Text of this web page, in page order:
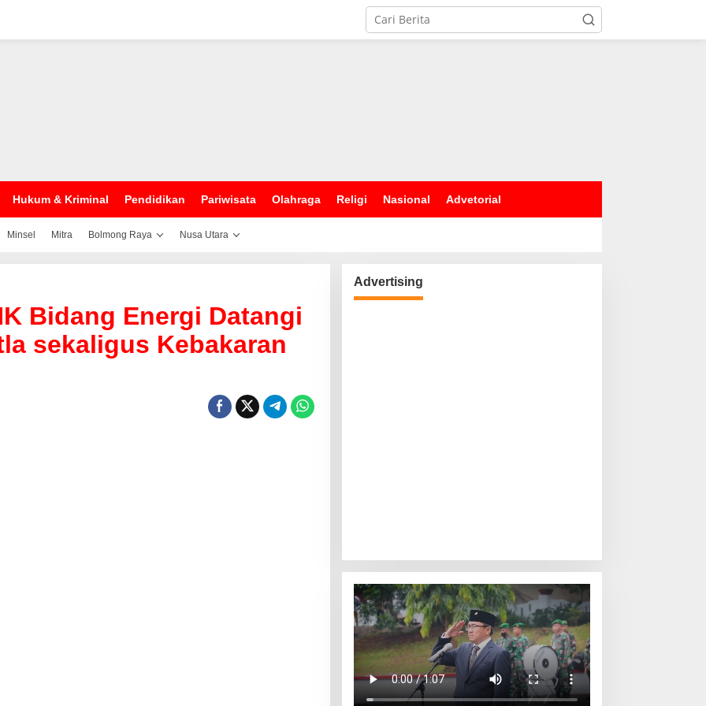
Hukum & Kriminal Pendidikan Pariwisata Olahraga Religi Nasional Advetorial
Minsel Mitra Bolmong Raya Nusa Utara
Bidang Energi Datangi
sekaligus Kebakaran
Advertising